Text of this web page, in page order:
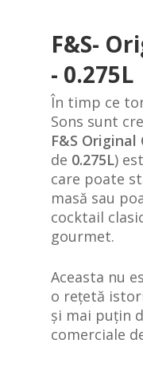
F&S-
- 0.275L
În timp ce
Sons sunt
F&S Original
de 0.275L)
care poate
masă sau
cocktail
gourmet.
Aceasta nu
o rețetă
și mai puțin
comerciale